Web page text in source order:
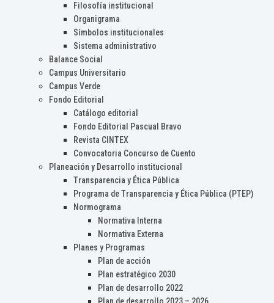
Filosofía institucional
Organigrama
Símbolos institucionales
Sistema administrativo
Balance Social
Campus Universitario
Campus Verde
Fondo Editorial
Catálogo editorial
Fondo Editorial Pascual Bravo
Revista CINTEX
Convocatoria Concurso de Cuento
Planeación y Desarrollo institucional
Transparencia y Ética Pública
Programa de Transparencia y Ética Pública (PTEP)
Normograma
Normativa Interna
Normativa Externa
Planes y Programas
Plan de acción
Plan estratégico 2030
Plan de desarrollo 2022